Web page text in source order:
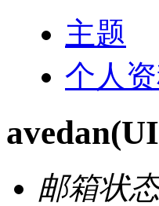
主题
个人
avedan
邮箱状态